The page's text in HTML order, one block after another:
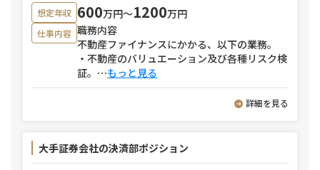
想定年収 600万円〜1200万円
仕事内容 職務内容
不動産ファイナンスにかかる、以下の業務。
・不動産のバリュエーション及び各種リスク検
証。 ⋯もっと見る
詳細を見る
大手証券会社の決済部ポジション